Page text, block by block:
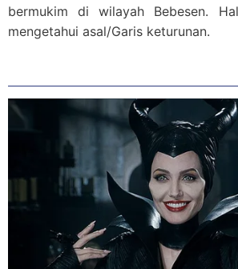
bermukim di wilayah Bebesen.
mengetahui asal/Garis keturunan.